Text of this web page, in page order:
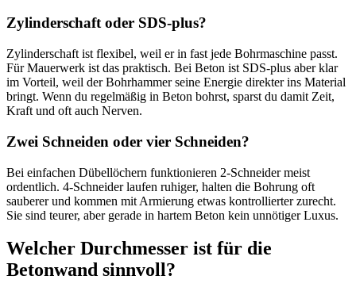
Zylinderschaft oder SDS-plus?
Zylinderschaft ist flexibel, weil er in fast jede Bohrmaschine passt.
Für Mauerwerk ist das praktisch. Bei Beton ist SDS-plus aber klar
im Vorteil, weil der Bohrhammer seine Energie direkter ins Material
bringt. Wenn du regelmäßig in Beton bohrst, sparst du damit Zeit,
Kraft und oft auch Nerven.
Zwei Schneiden oder vier Schneiden?
Bei einfachen Dübellöchern funktionieren 2-Schneider meist
ordentlich. 4-Schneider laufen ruhiger, halten die Bohrung oft
sauberer und kommen mit Armierung etwas kontrollierter zurecht.
Sie sind teurer, aber gerade in hartem Beton kein unnötiger Luxus.
Welcher Durchmesser ist für die
Betonwand sinnvoll?